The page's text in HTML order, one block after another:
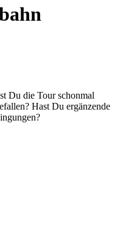
Du die Tour schonmal
Hast Du ergänzende